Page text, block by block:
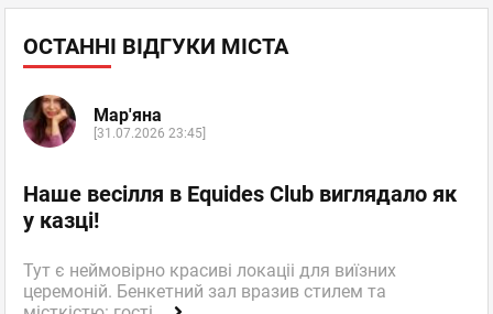
ОСТАННІ ВІДГУКИ МІСТА
Мар'яна
[31.07.2026 23:45]
Наше весілля в Equides Club виглядало як
у казці!
Тут є неймовірно красиві локаціі для виїзних
церемоній. Бенкетний зал вразив стилем та